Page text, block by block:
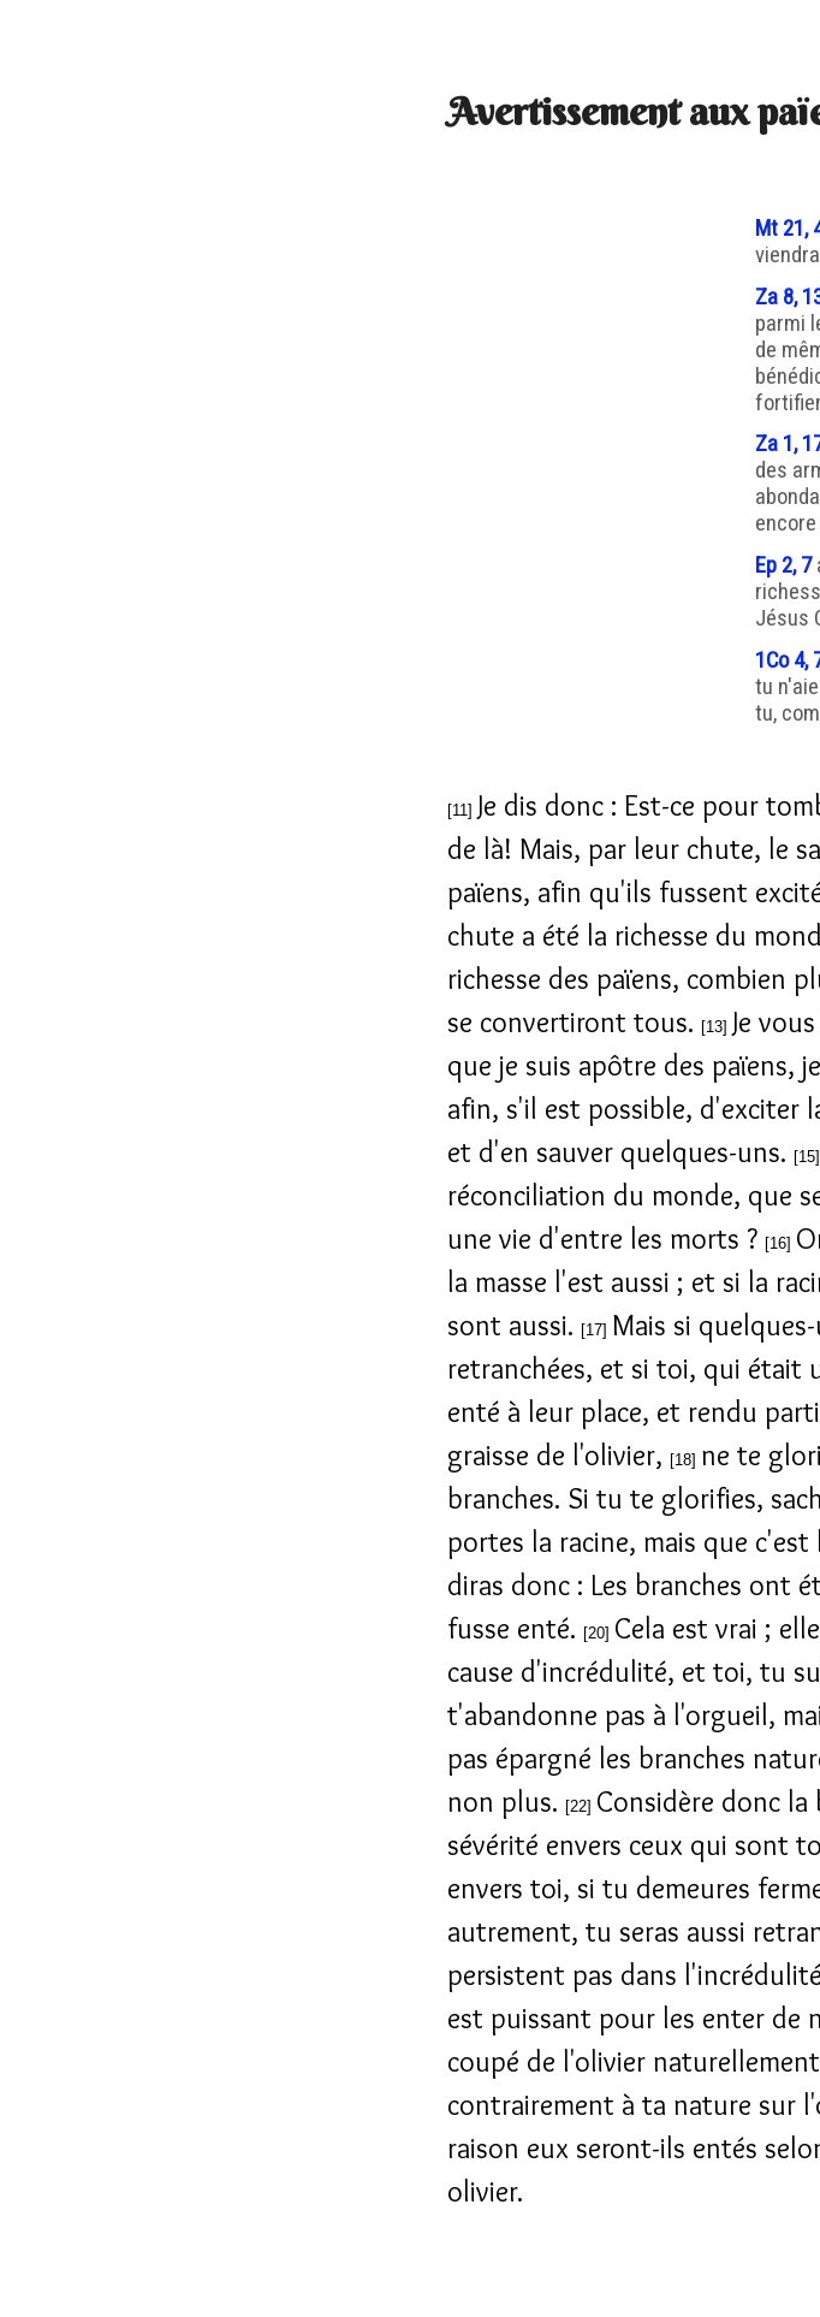
Avertissement aux
Mt 21,
Za 8,
parmi
de
Za 1,
des
Ep 2, 7
Jésus
1Co 4,
tu
tu,
[11] Je dis donc : Est-ce pour
de là! Mais, par leur chute, le
païens, afin qu'ils fussent
chute a été la richesse du
richesse des païens, combien
se convertiront tous. [13] Je
que je suis apôtre des païens,
afin, s'il est possible, d'exciter
et d'en sauver quelques-uns. [15]
réconciliation du monde, que
une vie d'entre les morts ? [16]
la masse l'est aussi ; et si la
sont aussi. [17] Mais si
retranchées, et si toi, qui était
enté à leur place, et rendu
graisse de l'olivier, [18] ne te
branches. Si tu te glorifies,
portes la racine, mais que
diras donc : Les branches ont
fusse enté. [20] Cela est vrai ;
cause d'incrédulité, et toi, tu
t'abandonne pas à l'orgueil,
pas épargné les branches
non plus. [22] Considère donc
sévérité envers ceux qui sont
envers toi, si tu demeures
autrement, tu seras aussi
persistent pas dans
est puissant pour les enter de
coupé de l'olivier
contrairement à ta nature sur
raison eux seront-ils entés
olivier.